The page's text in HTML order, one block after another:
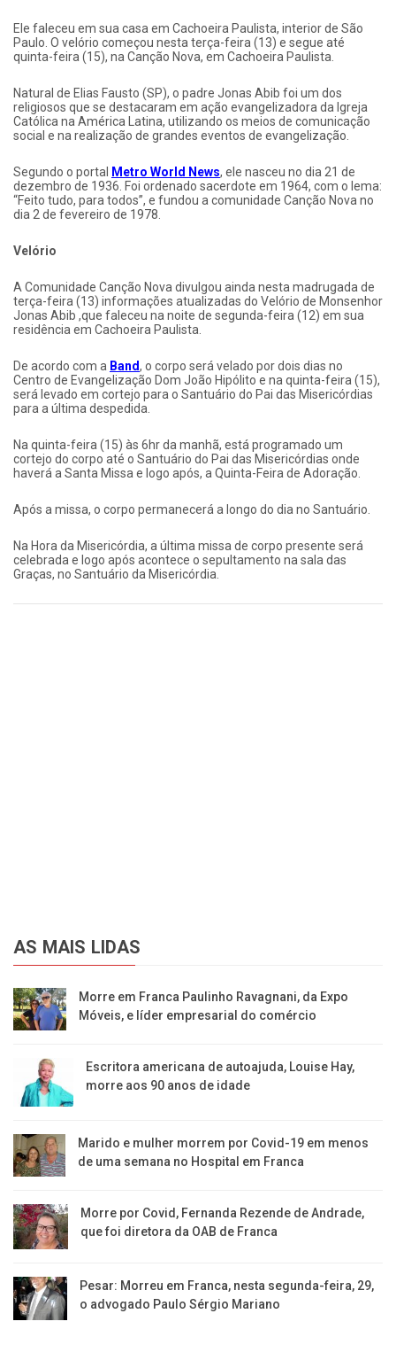
Ele faleceu em sua casa em Cachoeira Paulista, interior de São
Paulo. O velório começou nesta terça-feira (13) e segue até
quinta-feira (15), na Canção Nova, em Cachoeira Paulista.
Natural de Elias Fausto (SP), o padre Jonas Abib foi um dos
religiosos que se destacaram em ação evangelizadora da Igreja
Católica na América Latina, utilizando os meios de comunicação
social e na realização de grandes eventos de evangelização.
Segundo o portal Metro World News, ele nasceu no dia 21 de
dezembro de 1936. Foi ordenado sacerdote em 1964, com o lema:
“Feito tudo, para todos”, e fundou a comunidade Canção Nova no
dia 2 de fevereiro de 1978.
Velório
A Comunidade Canção Nova divulgou ainda nesta madrugada de
terça-feira (13) informações atualizadas do Velório de Monsenhor
Jonas Abib ,que faleceu na noite de segunda-feira (12) em sua
residência em Cachoeira Paulista.
De acordo com a Band, o corpo será velado por dois dias no
Centro de Evangelização Dom João Hipólito e na quinta-feira (15),
será levado em cortejo para o Santuário do Pai das Misericórdias
para a última despedida.
Na quinta-feira (15) às 6hr da manhã, está programado um
cortejo do corpo até o Santuário do Pai das Misericórdias onde
haverá a Santa Missa e logo após, a Quinta-Feira de Adoração.
Após a missa, o corpo permanecerá a longo do dia no Santuário.
Na Hora da Misericórdia, a última missa de corpo presente será
celebrada e logo após acontece o sepultamento na sala das
Graças, no Santuário da Misericórdia.
AS MAIS LIDAS
Morre em Franca Paulinho Ravagnani, da Expo
Móveis, e líder empresarial do comércio
Escritora americana de autoajuda, Louise Hay,
morre aos 90 anos de idade
Marido e mulher morrem por Covid-19 em menos
de uma semana no Hospital em Franca
Morre por Covid, Fernanda Rezende de Andrade,
que foi diretora da OAB de Franca
Pesar: Morreu em Franca, nesta segunda-feira, 29,
o advogado Paulo Sérgio Mariano